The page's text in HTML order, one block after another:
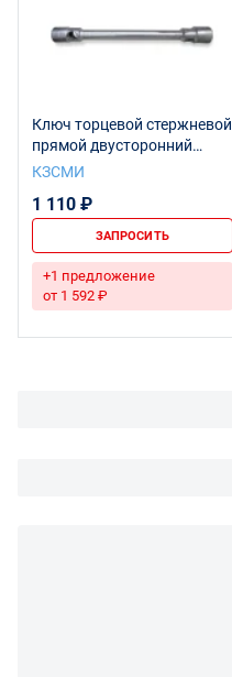
Ключ торцевой стержневой
прямой двусторонний
32х38 L500 КАМАЗ
КЗСМИ
1 110 ₽
ЗАПРОСИТЬ
+1 предложение
от 1 592 ₽